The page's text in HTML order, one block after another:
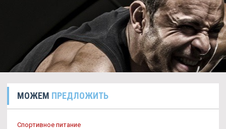
МОЖЕМ ПРЕДЛОЖИТЬ
Спортивное питание